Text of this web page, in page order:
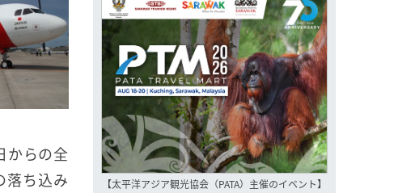
からの全
落ち込み
【太平洋アジア観光協会（PATA）主催のイベント】